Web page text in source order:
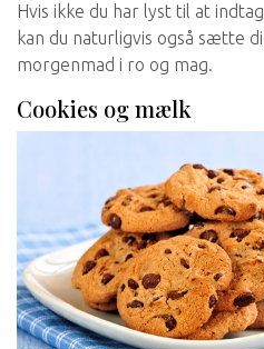
Hvis ikke du har lyst til at
kan du naturligvis også sætte
morgenmad i ro og mag.
Cookies og mælk